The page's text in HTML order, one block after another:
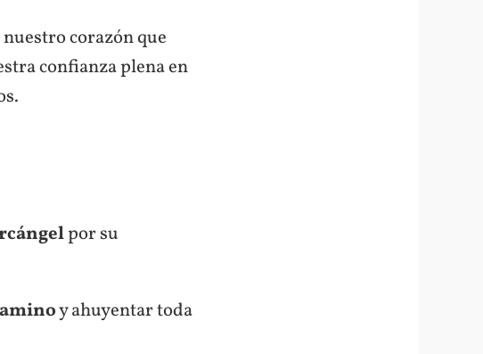
corazón que
confianza plena en
por su
y ahuyentar toda